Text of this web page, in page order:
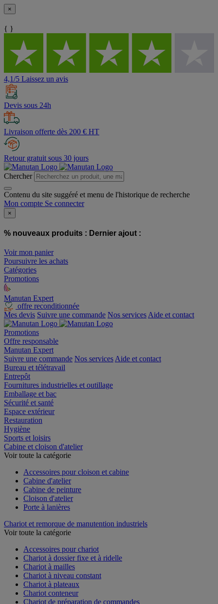
×
{ }
4,1/5 Laissez un avis
Devis sous 24h
Livraison offerte dès 200 € HT
Retour gratuit sous 30 jours
Chercher
Contenu du site suggéré et menu de l'historique de recherche
Mon compte Se connecter
×
% nouveaux produits : Dernier ajout :
Voir mon panier
Poursuivre les achats
Catégories
Promotions
Manutan Expert
offre reconditionnée
Mes devis Suivre une commande Nos services Aide et contact
Promotions
Offre responsable
Manutan Expert
Suivre une commande Nos services Aide et contact
Bureau et télétravail
Entrepôt
Fournitures industrielles et outillage
Emballage et bac
Sécurité et santé
Espace extérieur
Restauration
Hygiène
Sports et loisirs
Cabine et cloison d'atelier
Voir toute la catégorie
Accessoires pour cloison et cabine
Cabine d'atelier
Cabine de peinture
Cloison d'atelier
Porte à lanières
Chariot et remorque de manutention industriels
Voir toute la catégorie
Accessoires pour chariot
Chariot à dossier fixe et à ridelle
Chariot à mailles
Chariot à niveau constant
Chariot à plateaux
Chariot conteneur
Chariot de préparation de commandes